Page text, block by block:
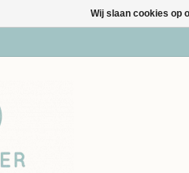
Wij slaan cookies op